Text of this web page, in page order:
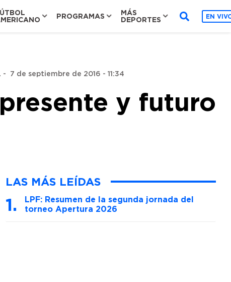
PROGRAMAS
MÁS
DEPORTES
EN
- 7 de septiembre de 2016 - 11:34
y futuro
LAS MÁS LEÍDAS
LPF: Resumen de la segunda jornada del
torneo Apertura 2026